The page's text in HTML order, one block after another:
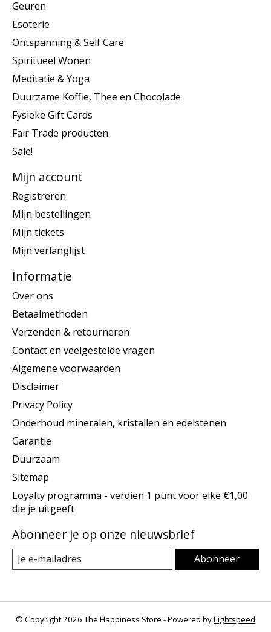
Geuren
Esoterie
Ontspanning & Self Care
Spiritueel Wonen
Meditatie & Yoga
Duurzame Koffie, Thee en Chocolade
Fysieke Gift Cards
Fair Trade producten
Sale!
Mijn account
Registreren
Mijn bestellingen
Mijn tickets
Mijn verlanglijst
Informatie
Over ons
Betaalmethoden
Verzenden & retourneren
Contact en veelgestelde vragen
Algemene voorwaarden
Disclaimer
Privacy Policy
Onderhoud mineralen, kristallen en edelstenen
Garantie
Duurzaam
Sitemap
Loyalty programma - verdien 1 punt voor elke €1,00
die je uitgeeft
Abonneer je op onze nieuwsbrief
Abonneer
© Copyright 2026 The Happiness Store - Powered byLightspeed